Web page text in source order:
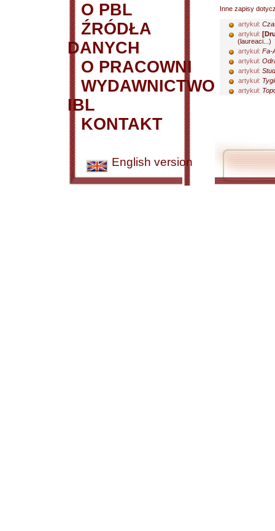
O PBL
ŹRÓDŁA
DANYCH
O PRACOWNI
WYDAWNICTWO
IBL
KONTAKT
English version
Inne zapisy
artykuł:
artykuł:
(laureaci...)
artykuł: Fa-
artykuł:
artykuł:
artykuł:
artykuł: